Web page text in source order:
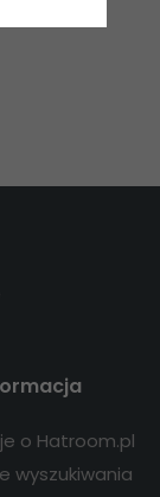
o Hatroom.pl
wyszukiwania